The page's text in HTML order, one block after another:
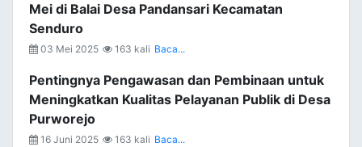
Mei di Balai Desa Pandansari Kecamatan
Senduro
03 Mei 2025 163 kali Baca...
Pentingnya Pengawasan dan Pembinaan untuk
Meningkatkan Kualitas Pelayanan Publik di Desa
Purworejo
16 Juni 2025 163 kali Baca...